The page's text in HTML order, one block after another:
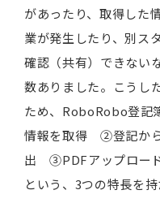
があったり、取得した
業が発生したり、別ス
確認（共有）できない
数ありました。こうし
ため、RoboRobo登記
情報を取得 ②登記か
出 ③PDFアップロー
という、3つの特長を持